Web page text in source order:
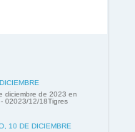
diciembre de 2023 en
02023/12/18Tigres
10 DE DICIEMBRE